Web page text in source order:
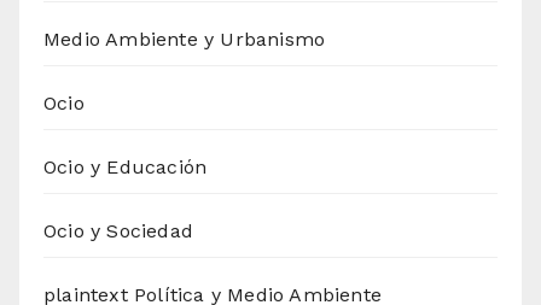
Medio Ambiente y Urbanismo
Ocio
Ocio y Educación
Ocio y Sociedad
plaintext Política y Medio Ambiente